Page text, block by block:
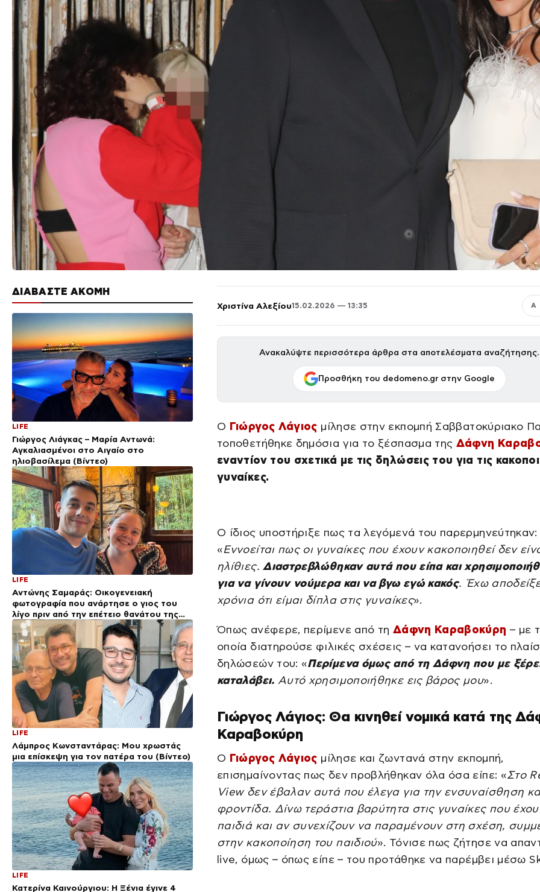
ΔΙΑΒΑΣΤΕ ΑΚΟΜΗ
LIFE
Γιώργος Λιάγκας – Μαρία Αντωνά:
Αγκαλιασμένοι στο Αιγαίο στο
ηλιοβασίλεμα (Βίντεο)
LIFE
Αντώνης Σαμαράς: Οικογενειακή
φωτογραφία που ανάρτησε ο γιος του
λίγο πριν από την επέτειο θανάτου της
Λένας
LIFE
Λάμπρος Κωνσταντάρας: Μου χρωστάς
μια επίσκεψη για τον πατέρα του (Βίντεο)
LIFE
Κατερίνα Καινούργιου: Η Ξένια έγινε 4
Χριστίνα Αλεξίου15.02.2026 — 13:35 Α
Ανακαλύψτε περισσότερα άρθρα στα αποτελέσματα αναζήτησης.
Προσθήκη του dedomeno.gr στην Google
Ο Γιώργος Λάγιος μίλησε στην εκπομπή Σαββατοκύριακο
τοποθετήθηκε δημόσια για το ξέσπασμα της Δάφνη
εναντίον του σχετικά με τις δηλώσεις του για τις
γυναίκες.
Ο ίδιος υποστήριξε πως τα λεγόμενά του παρερμηνεύτηκαν:
«Εννοείται πως οι γυναίκες που έχουν κακοποιηθεί δεν
ηλίθιες. Διαστρεβλώθηκαν αυτά που είπα και
για να γίνουν νούμερα και να βγω εγώ κακός. Έχω
χρόνια ότι είμαι δίπλα στις γυναίκες».
Όπως ανέφερε, περίμενε από τη Δάφνη Καραβοκύρη – με
οποία διατηρούσε φιλικές σχέσεις – να κατανοήσει το
δηλώσεών του: «Περίμενα όμως από τη Δάφνη που με
καταλάβει. Αυτό χρησιμοποιήθηκε εις βάρος μου».
Γιώργος Λάγιος: Θα κινηθεί νομικά κατά της
Καραβοκύρη
Ο Γιώργος Λάγιος μίλησε και ζωντανά στην εκπομπή,
επισημαίνοντας πως δεν προβλήθηκαν όλα όσα είπε: «Στο
View δεν έβαλαν αυτά που έλεγα για την ενσυναίσθηση
φροντίδα. Δίνω τεράστια βαρύτητα στις γυναίκες που
παιδιά και αν συνεχίζουν να παραμένουν στη σχέση,
στην κακοποίηση του παιδιού». Τόνισε πως ζήτησε να
live, όμως – όπως είπε – του προτάθηκε να παρέμβει μέσω